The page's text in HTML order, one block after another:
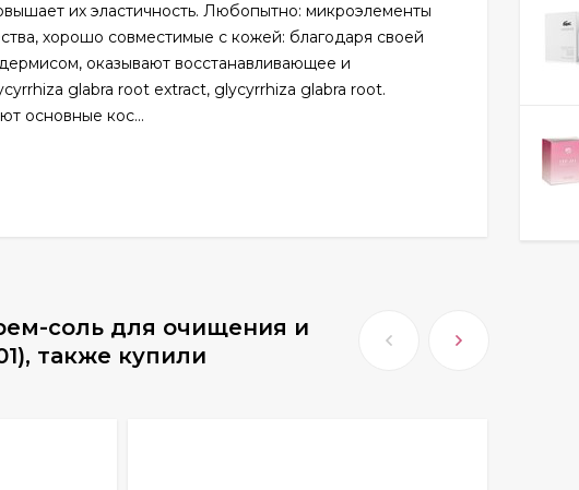
их эластичность. Любопытно: микроэлементы
хорошо совместимые с кожей: благодаря своей
оказывают восстанавливающее и
glabra root extract, glycyrrhiza glabra root.
основные кос...
соль для очищения и
также купили